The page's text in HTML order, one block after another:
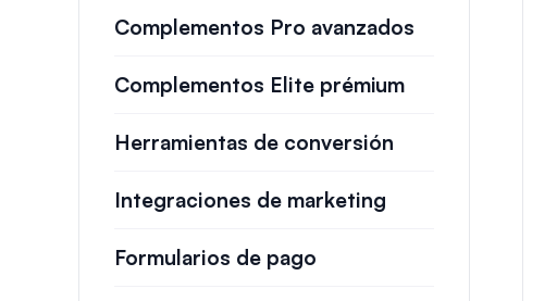
Complementos Pro avanzados
Complementos Elite prémium
Herramientas de conversión
Integraciones de marketing
Formularios de pago